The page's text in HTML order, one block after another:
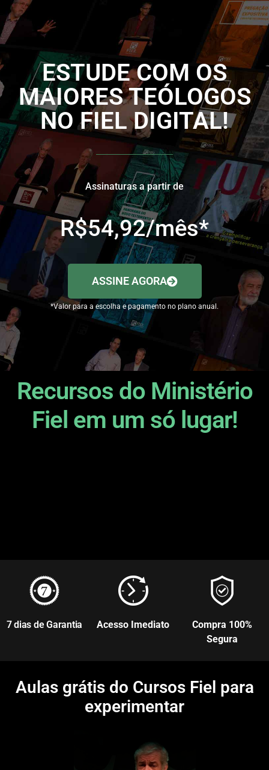
ESTUDE COM OS
MAIORES TEÓLOGOS
NO FIEL DIGITAL!
Assinaturas a partir de
R$54,92/mês*
ASSINE AGORA
*Valor para a escolha e pagamento no plano anual.
Recursos do Ministério
Fiel em um só lugar!
7 dias de Garantia Acesso Imediato
Compra 100%
Segura
Aulas grátis do Cursos Fiel para
experimentar